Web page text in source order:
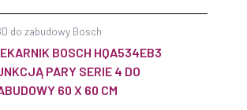
do zabudowy Bosch
BOSCH HQA534EB3
PARY SERIE 4 DO
60 X 60 CM